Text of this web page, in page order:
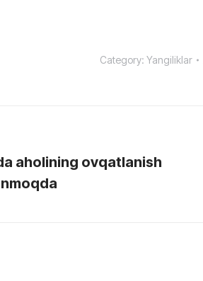
Category: Yangiliklar
aholining ovqatlanish